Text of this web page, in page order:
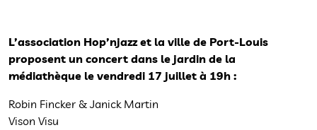
L’association Hop’njazz et la ville de Port-Louis
proposent un concert dans le jardin de la
médiathèque le vendredi 17 juillet à 19h :
Robin Fincker & Janick Martin
Vison Visu